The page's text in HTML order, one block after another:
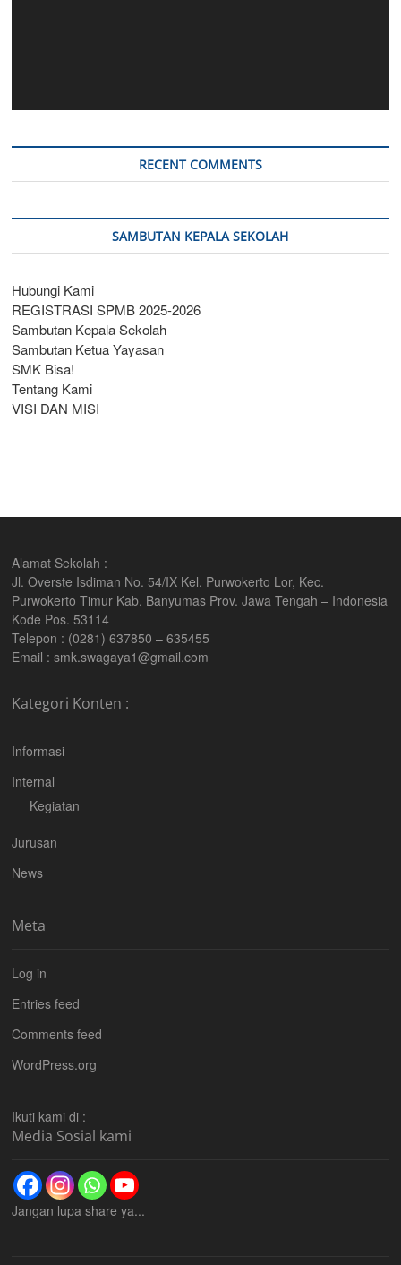
RECENT COMMENTS
SAMBUTAN KEPALA SEKOLAH
Hubungi Kami
REGISTRASI SPMB 2025-2026
Sambutan Kepala Sekolah
Sambutan Ketua Yayasan
SMK Bisa!
Tentang Kami
VISI DAN MISI
Alamat Sekolah :
Jl. Overste Isdiman No. 54/IX Kel. Purwokerto Lor, Kec.
Purwokerto Timur Kab. Banyumas Prov. Jawa Tengah – Indonesia
Kode Pos. 53114
Telepon : (0281) 637850 – 635455
Email : smk.swagaya1@gmail.com
Kategori Konten :
Informasi
Internal
Kegiatan
Jurusan
News
Meta
Log in
Entries feed
Comments feed
WordPress.org
Ikuti kami di :
Media Sosial kami
Jangan lupa share ya...